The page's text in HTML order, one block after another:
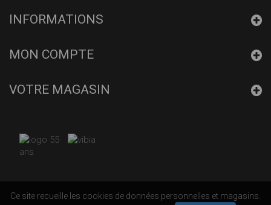
INFORMATIONS
MON COMPTE
VOTRE MAGASIN
Ce site recueille les cookies de données personnelles et magasins.